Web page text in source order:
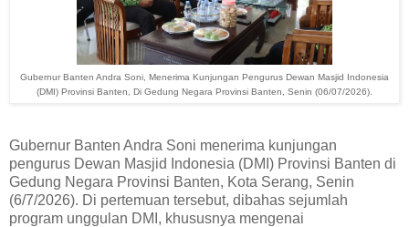
Gubernur Banten Andra Soni, Menerima Kunjungan Pengurus Dewan Masjid Indonesia
(DMI) Provinsi Banten, Di Gedung Negara Provinsi Banten, Senin (06/07/2026).
Gubernur Banten Andra Soni menerima kunjungan
pengurus Dewan Masjid Indonesia (DMI) Provinsi Banten di
Gedung Negara Provinsi Banten, Kota Serang, Senin
(6/7/2026). Di pertemuan tersebut, dibahas sejumlah
program unggulan DMI, khususnya mengenai